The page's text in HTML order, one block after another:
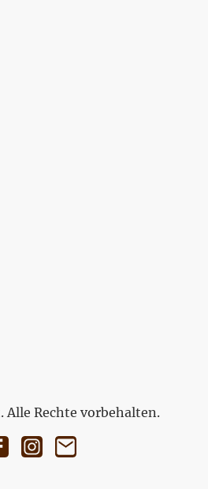
Rechte vorbehalten.